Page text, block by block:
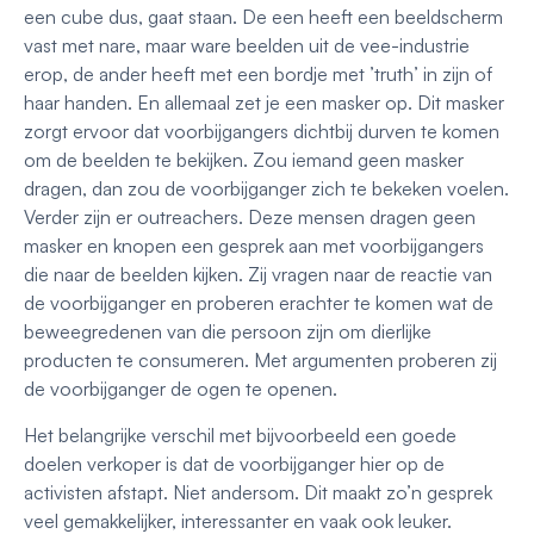
een cube dus, gaat staan. De een heeft een beeldscherm
vast met nare, maar ware beelden uit de vee-industrie
erop, de ander heeft met een bordje met ’truth’ in zijn of
haar handen. En allemaal zet je een masker op. Dit masker
zorgt ervoor dat voorbijgangers dichtbij durven te komen
om de beelden te bekijken. Zou iemand geen masker
dragen, dan zou de voorbijganger zich te bekeken voelen.
Verder zijn er outreachers. Deze mensen dragen geen
masker en knopen een gesprek aan met voorbijgangers
die naar de beelden kijken. Zij vragen naar de reactie van
de voorbijganger en proberen erachter te komen wat de
beweegredenen van die persoon zijn om dierlijke
producten te consumeren. Met argumenten proberen zij
de voorbijganger de ogen te openen.
Het belangrijke verschil met bijvoorbeeld een goede
doelen verkoper is dat de voorbijganger hier op de
activisten afstapt. Niet andersom. Dit maakt zo’n gesprek
veel gemakkelijker, interessanter en vaak ook leuker.